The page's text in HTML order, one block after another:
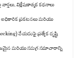
విశ్లేషణాత్మక కథనాలు
అధికారిక ప్రకటనలు మరియు
చేయడంపై ప్రత్యేక దృష్టి
మరియు సమగ్ర సమాచారాన్ని